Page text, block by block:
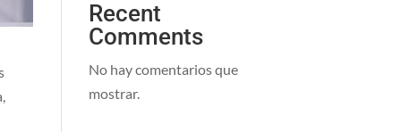
Recent
Comments
No hay comentarios que
mostrar.